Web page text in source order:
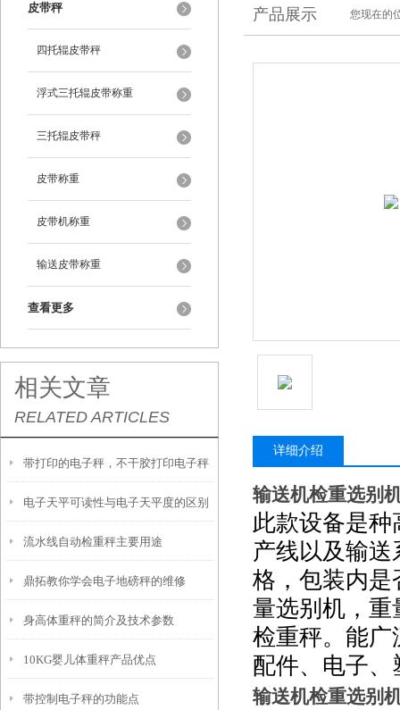
皮带秤
四托辊皮带秤
浮式三托辊皮带称重
三托辊皮带秤
皮带称重
皮带机称重
输送皮带称重
查看更多
相关文章
RELATED ARTICLES
带打印的电子秤，不干胶打印电子秤
使用与功能
电子天平可读性与电子天平度的区别
流水线自动检重秤主要用途
鼎拓教你学会电子地磅秤的维修
身高体重秤的简介及技术参数
10KG婴儿体重秤产品优点
带控制电子秤的功能点
产品展示 您现在的
详细介绍
输送机检重选别
此款设备是
产线以及输
格，包装内是
量选别机，重
检重秤。能广
配件、电子
输送机检重选别